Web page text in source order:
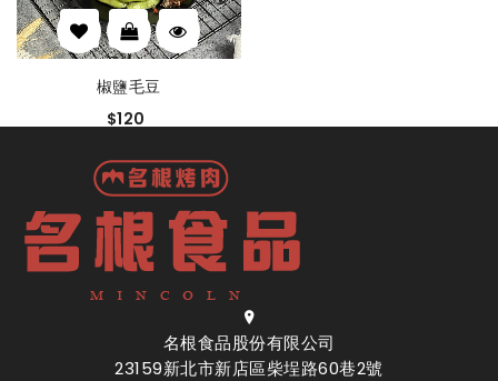
椒鹽毛豆
$120
名根食品股份有限公司
23159新北市新店區柴埕路60巷2號